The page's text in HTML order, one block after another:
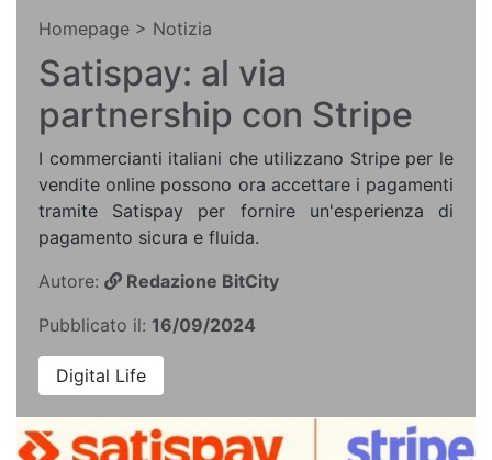
Homepage > Notizia
Satispay: al via
partnership con Stripe
I commercianti italiani che utilizzano Stripe per le
vendite online possono ora accettare i pagamenti
tramite Satispay per fornire un'esperienza di
pagamento sicura e fluida.
Autore:
Redazione BitCity
Pubblicato il: 16/09/2024
Digital Life